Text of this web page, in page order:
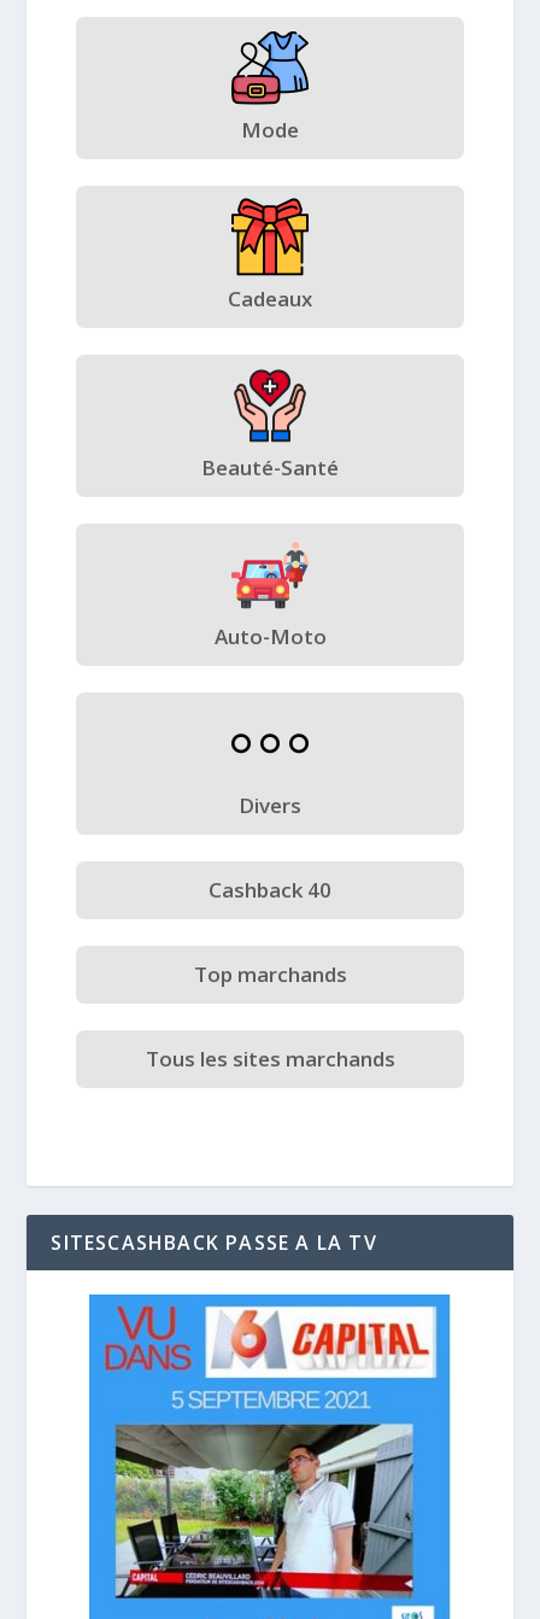
Mode
Cadeaux
Beauté-Santé
Auto-Moto
Divers
Cashback 40
Top marchands
Tous les sites marchands
SITESCASHBACK PASSE A LA TV